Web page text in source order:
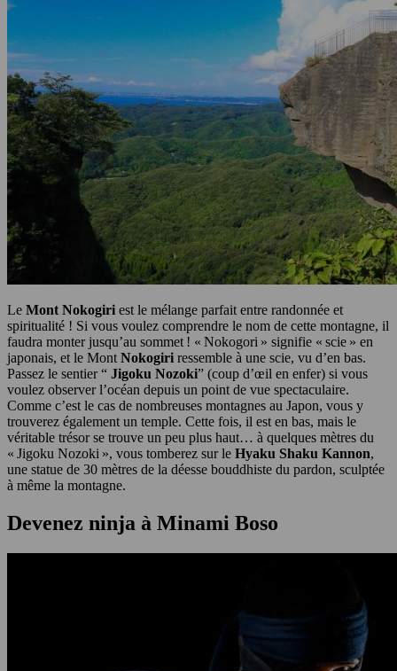
Le Mont Nokogiri est le mélange parfait entre randonnée et
spiritualité ! Si vous voulez comprendre le nom de cette montagne, il
faudra monter jusqu’au sommet ! « Nokogori » signifie « scie » en
japonais, et le Mont Nokogiri ressemble à une scie, vu d’en bas.
Passez le sentier “ Jigoku Nozoki” (coup d’œil en enfer) si vous
voulez observer l’océan depuis un point de vue spectaculaire.
Comme c’est le cas de nombreuses montagnes au Japon, vous y
trouverez également un temple. Cette fois, il est en bas, mais le
véritable trésor se trouve un peu plus haut… à quelques mètres du
« Jigoku Nozoki », vous tomberez sur le Hyaku Shaku Kannon,
une statue de 30 mètres de la déesse bouddhiste du pardon, sculptée
à même la montagne.
Devenez ninja à Minami Boso